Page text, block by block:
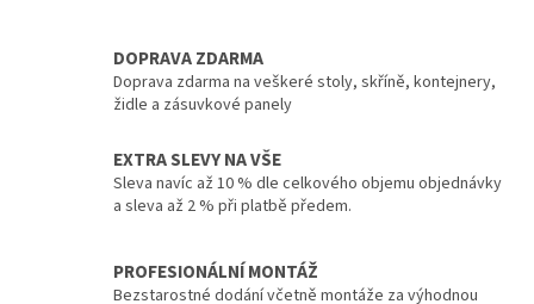
DOPRAVA ZDARMA
Doprava zdarma na veškeré stoly, skříně, kontejnery,
židle a zásuvkové panely
EXTRA SLEVY NA VŠE
Sleva navíc až 10 % dle celkového objemu objednávky
a sleva až 2 % při platbě předem.
PROFESIONÁLNÍ MONTÁŽ
Bezstarostné dodání včetně montáže za výhodnou